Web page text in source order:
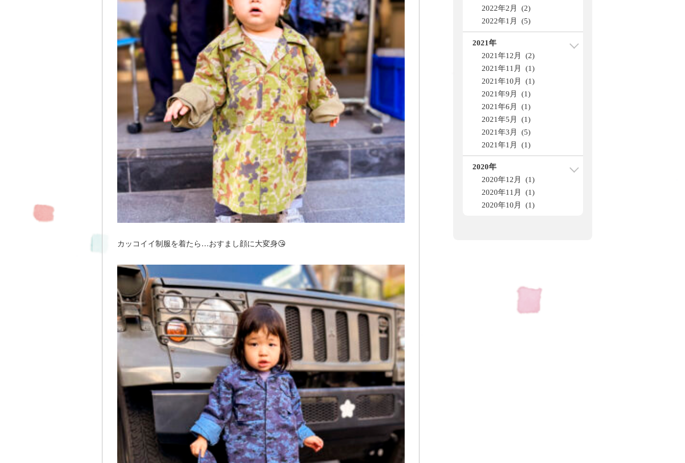
カッコイイ制服を着たら…おすまし顔に大変身😘
2022年2月 (2)
2022年1月 (5)
2021年
2021年12月 (2)
2021年11月 (1)
2021年10月 (1)
2021年9月 (1)
2021年6月 (1)
2021年5月 (1)
2021年3月 (5)
2021年1月 (1)
2020年
2020年12月 (1)
2020年11月 (1)
2020年10月 (1)